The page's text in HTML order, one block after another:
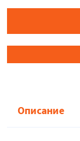
Описание